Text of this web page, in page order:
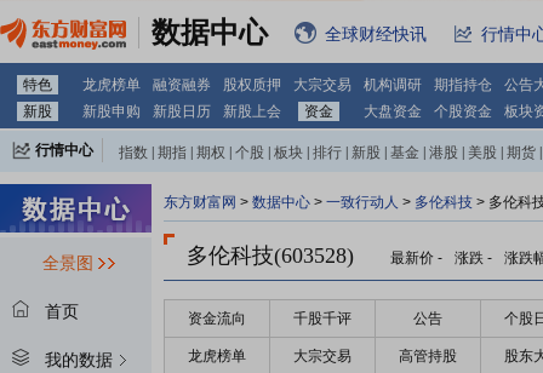
数据中心 全球财经快讯 行情中
特色 龙虎榜单 融资融券 股权质押 大宗交易 机构调研 期指持仓
公告
新股
新股申购 新股日历 新股上会 资金 大盘资金 个股资金 板块
行情中心 指数 期指 期权 个股 板块 排行 新股 基金 港股 美股 期货
全景图
首页
我的数据
东方财富网 > 数据中心 > 一致行动人 > 多伦科技 > 多伦科
多伦科技(603528) 最新价 - 涨跌 - 涨跌
资金流向 千股千评 公告 个股
龙虎榜单 大宗交易 高管持股 股东